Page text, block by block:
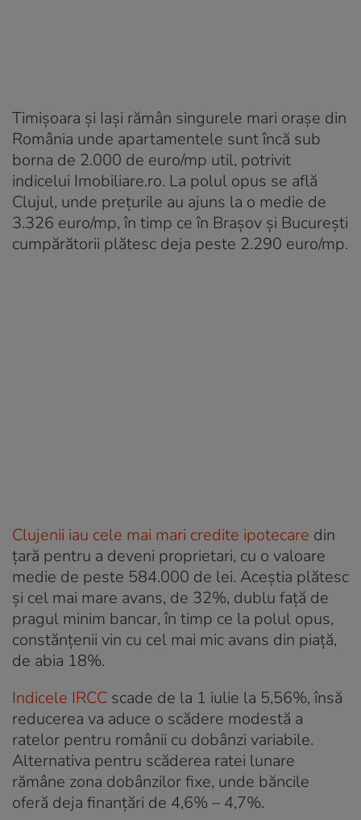
Timișoara și Iași rămân singurele mari orașe din
România unde apartamentele sunt încă sub
borna de 2.000 de euro/mp util, potrivit
indicelui Imobiliare.ro. La polul opus se află
Clujul, unde prețurile au ajuns la o medie de
3.326 euro/mp, în timp ce în Brașov și București
cumpărătorii plătesc deja peste 2.290 euro/mp.
Clujenii iau cele mai mari credite ipotecare din
țară pentru a deveni proprietari, cu o valoare
medie de peste 584.000 de lei. Aceștia plătesc
și cel mai mare avans, de 32%, dublu față de
pragul minim bancar, în timp ce la polul opus,
constănțenii vin cu cel mai mic avans din piață,
de abia 18%.
Indicele IRCC scade de la 1 iulie la 5,56%, însă
reducerea va aduce o scădere modestă a
ratelor pentru românii cu dobânzi variabile.
Alternativa pentru scăderea ratei lunare
rămâne zona dobânzilor fixe, unde băncile
oferă deja finanțări de 4,6% – 4,7%.